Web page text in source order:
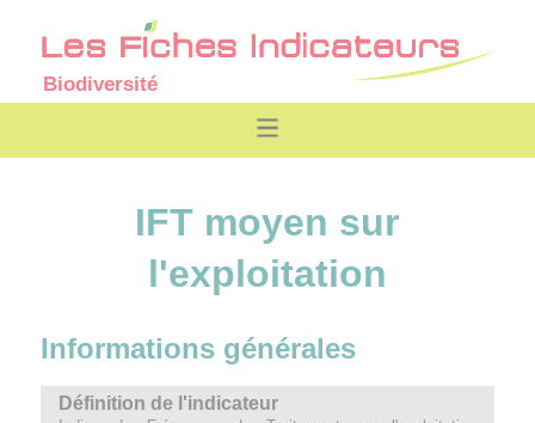
Biodiversité
IFT moyen sur
l'exploitation
Informations générales
Définition de l'indicateur